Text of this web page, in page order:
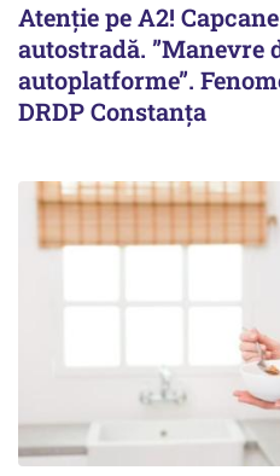
Atenție pe A2!
autostradă. ”Manevre
autoplatforme”.
DRDP Constanța